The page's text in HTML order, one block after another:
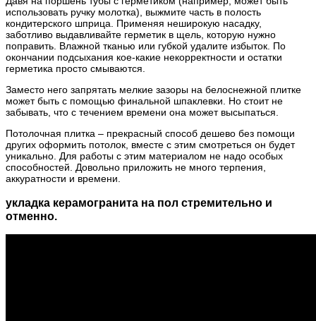
использовать ручку молотка), выжмите часть в полость
кондитерского шприца. Применяя неширокую насадку,
заботливо выдавливайте герметик в щель, которую нужно
поправить. Влажной тканью или губкой удалите избыток. По
окончании подсыхания кое-какие некорректности и остатки
герметика просто смываются.
Заместо него запрятать мелкие зазоры на белоснежной плитке
может быть с помощью финальной шпаклевки. Но стоит не
забывать, что с течением времени она может высыпаться.
Потолочная плитка – прекрасный способ дешево без помощи
других оформить потолок, вместе с этим смотреться он будет
уникально. Для работы с этим материалом не надо особых
способностей. Довольно приложить не много терпения,
аккуратности и времени.
укладка керамогранита на пол стремительно и
отменно.